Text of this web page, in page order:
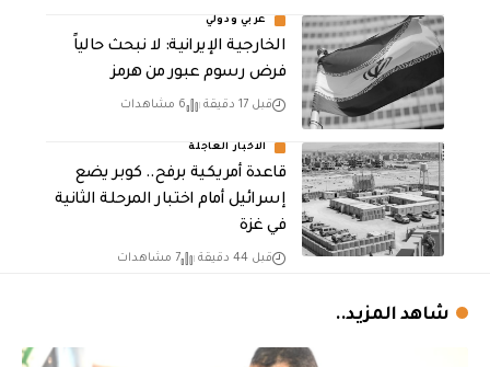
عربي ودولي
الخارجية الإيرانية: لا نبحث حالياً
فرض رسوم عبور من هرمز
قبل 17 دقيقة 6 مشاهدات
الاخبار العاجلة
قاعدة أمريكية برفح.. كوبر يضع
إسرائيل أمام اختبار المرحلة الثانية
في غزة
قبل 44 دقيقة 7 مشاهدات
شاهد المزيد..